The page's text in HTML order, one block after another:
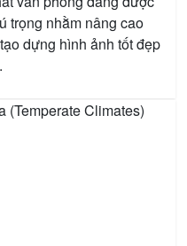
trọng nhằm nâng cao
dựng hình ảnh tốt đẹp